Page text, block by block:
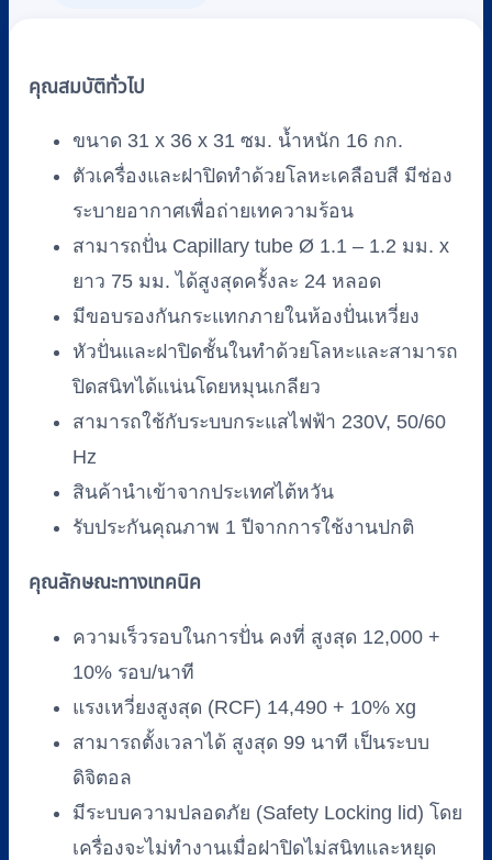
(Hematocrit
ยี่ห้อ
Gemmy
430B
รหัส
RM-
ชิ้น
คุณสมบัติทั่วไป
ขนาด 31 x 36 x 31 ซม. น้ำหนัก 16 กก.
ตัวเครื่องและฝาปิดทำด้วยโลหะเคลือบสี มีช่อง
ระบายอากาศเพื่อถ่ายเทความร้อน
สามารถปั่น Capillary tube Ø 1.1 – 1.2 มม. x
ยาว 75 มม. ได้สูงสุดครั้งละ 24 หลอด
มีขอบรองกันกระแทกภายในห้องปั่นเหวี่ยง
หัวปั่นและฝาปิดชั้นในทำด้วยโลหะและสามารถ
ปิดสนิทได้แน่นโดยหมุนเกลียว
สามารถใช้กับระบบกระแสไฟฟ้า 230V, 50/60
Hz
สินค้านำเข้าจากประเทศไต้หวัน
รับประกันคุณภาพ 1 ปีจากการใช้งานปกติ
คุณลักษณะทางเทคนิค
ความเร็วรอบในการปั่น คงที่ สูงสุด 12,000 +
10% รอบ/นาที
แรงเหวี่ยงสูงสุด (RCF) 14,490 + 10% xg
สามารถตั้งเวลาได้ สูงสุด 99 นาที เป็นระบบ
ดิจิตอล
มีระบบความปลอดภัย (Safety Locking lid) โดย
เครื่องจะไม่ทำงานเมื่อฝาปิดไม่สนิทและหยุด